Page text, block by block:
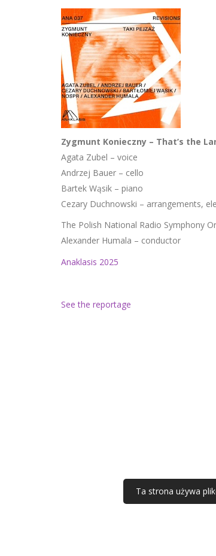
Zygmunt Konieczny – That’s the
Agata Zubel – voice
Andrzej Bauer – cello
Bartek Wąsik – piano
Cezary Duchnowski – arrangements,
The Polish National Radio Symphony
Alexander Humala – conductor
Anaklasis 2025
See the reportage
Ta strona używa